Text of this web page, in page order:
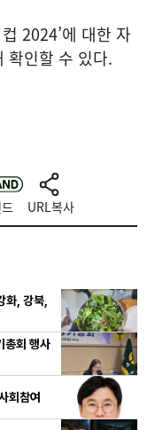
2024’에 대한 자
확인할 수 있다.
URL복사
, 강북,
총회 행사
회참여